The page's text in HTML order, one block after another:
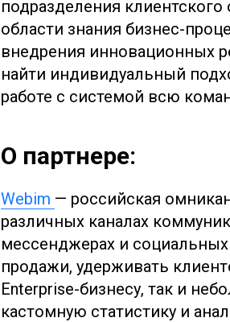
подразделения
области знания бизнес-
внедрения инновационных
найти индивидуальный
работе с системой всю
О партнере:
Webim — российская
различных каналах
мессенджерах и
продажи, удерживать
Enterprise-бизнесу, так и
кастомную статистику и